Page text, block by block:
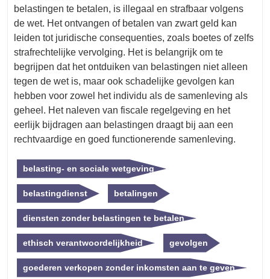
belastingen te betalen, is illegaal en strafbaar volgens
de wet. Het ontvangen of betalen van zwart geld kan
leiden tot juridische consequenties, zoals boetes of zelfs
strafrechtelijke vervolging. Het is belangrijk om te
begrijpen dat het ontduiken van belastingen niet alleen
tegen de wet is, maar ook schadelijke gevolgen kan
hebben voor zowel het individu als de samenleving als
geheel. Het naleven van fiscale regelgeving en het
eerlijk bijdragen aan belastingen draagt bij aan een
rechtvaardige en goed functionerende samenleving.
belasting- en sociale wetgeving
belastingdienst betalingen
diensten zonder belastingen te betalen
ethisch verantwoordelijkheid gevolgen
goederen verkopen zonder inkomsten aan te geven